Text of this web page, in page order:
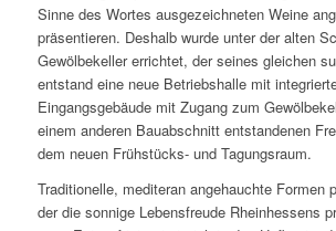
Sinne des Wortes ausgezeichneten Weine
präsentieren. Deshalb wurde unter der alten
Gewölbekeller errichtet, der seines gleichen
entstand eine neue Betriebshalle mit
Eingangsgebäude mit Zugang zum
einem anderen Bauabschnitt entstandenen
dem neuen Frühstücks- und Tagungsraum.
Traditionelle, mediteran angehauchte Formen
der die sonnige Lebensfreude Rheinhessens